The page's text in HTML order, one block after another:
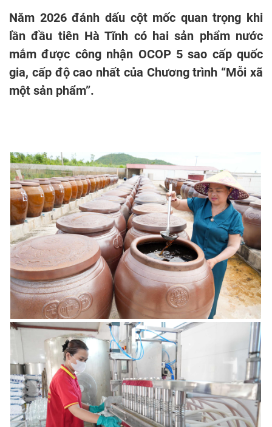
Năm 2026 đánh dấu cột mốc quan trọng khi
lần đầu tiên Hà Tĩnh có hai sản phẩm nước
mắm được công nhận OCOP 5 sao cấp quốc
gia, cấp độ cao nhất của Chương trình “Mỗi xã
một sản phẩm”.